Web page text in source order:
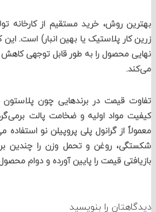
روش، خرید مستقیم از کارخانه
پلاستیک یا بهین انبار) است. این کار
محصول را به ‌طور قابل ‌توجهی کاهش داده
قیمت در برندهایی چون پلاستون ایران و
مواد اولیه و ضخامت پالت برمی‌گردد.
از گرانول پلی ‌پروپیلن نو استفاده می‌کنند
روغن و تحمل وزن را چندین برابر
قیمت را پایین آورده‌ و دوام محصول را
را بنویسید